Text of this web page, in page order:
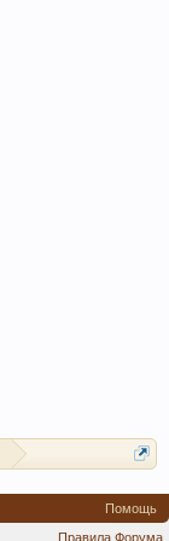
Помощь
Правила Форума